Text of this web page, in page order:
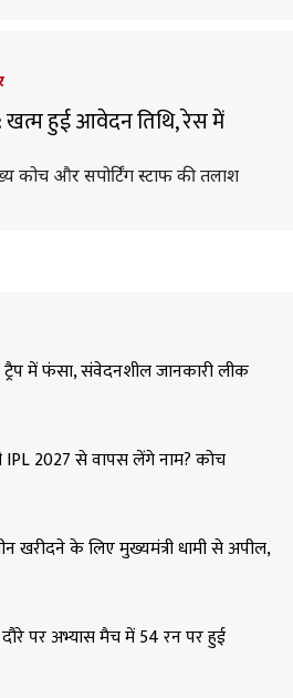
खत्म हुई आवेदन तिथि, रेस में
कोच और सपोर्टिंग स्टाफ की तलाश
ट्रैप में फंसा, संवेदनशील जानकारी लीक
IPL 2027 से वापस लेंगे नाम? कोच
खरीदने के लिए मुख्यमंत्री धामी से अपील,
दौरे पर अभ्यास मैच में 54 रन पर हुई